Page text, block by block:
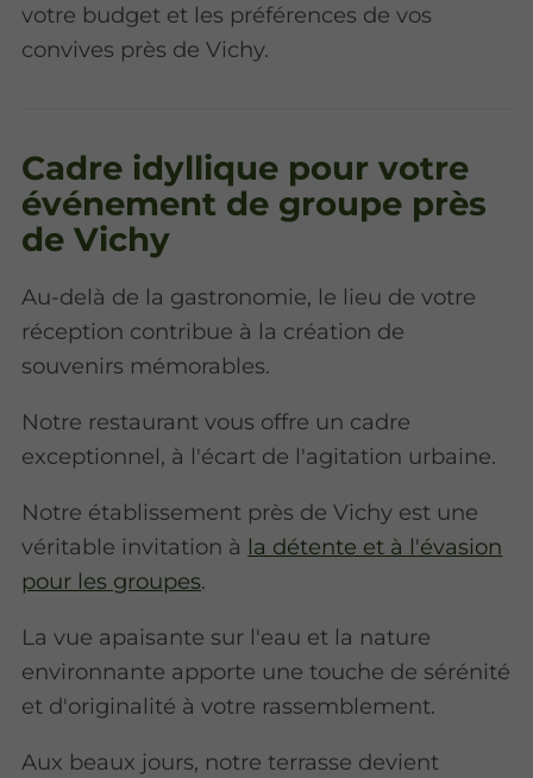
votre budget et les préférences de vos
convives près de Vichy.
Cadre idyllique pour votre
événement de groupe près
de Vichy
Au-delà de la gastronomie, le lieu de votre
réception contribue à la création de
souvenirs mémorables.
Notre restaurant vous offre un cadre
exceptionnel, à l'écart de l'agitation urbaine.
Notre établissement près de Vichy est une
véritable invitation à la détente et à l'évasion
pour les groupes.
La vue apaisante sur l'eau et la nature
environnante apporte une touche de sérénité
et d'originalité à votre rassemblement.
Aux beaux jours, notre terrasse devient